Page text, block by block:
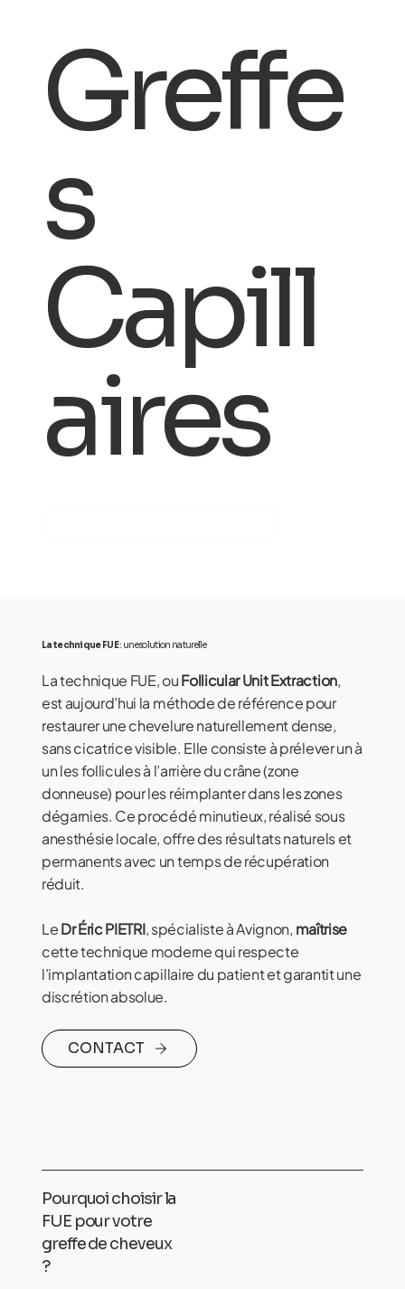
Greffe
s
Capill
aires
La technique FUE: une solution naturelle
La technique FUE, ouFollicular Unit Extraction,
est aujourd’hui la méthode de référence pour
restaurer une chevelure naturellement dense,
sans cicatrice visible. Elle consiste à prélever un à
un les follicules à l’arrière du crâne (zone
donneuse) pour les réimplanter dans les zones
dégarnies. Ce procédé minutieux, réalisé sous
anesthésie locale, offre des résultats naturels et
permanents avec un temps de récupération
réduit.
LeDr Éric PIETRI, spécialiste à Avignon, maîtrise
cette technique moderne qui respecte
l’implantation capillaire du patient et garantit une
discrétion absolue.
CONTACT
Pourquoi choisir la
FUE pour votre
greffe de cheveux
?